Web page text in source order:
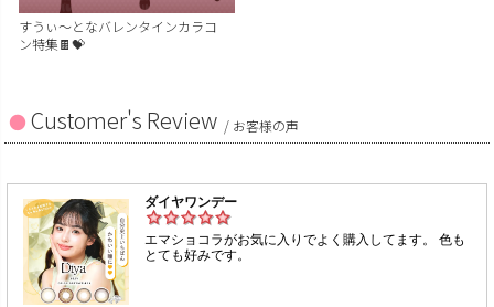
すうぃ～となバレンタインカラコ
ン特集🍫💝
Customer's Review / お客様の声